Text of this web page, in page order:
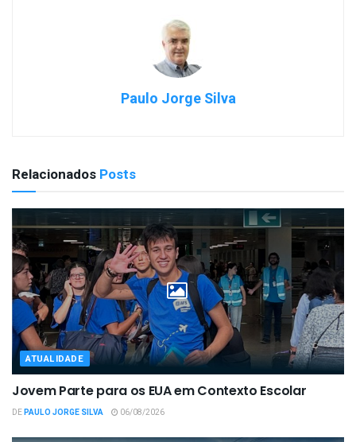
Paulo Jorge Silva
Relacionados Posts
ATUALIDADE
Jovem Parte para os EUA em Contexto Escolar
DEPAULO JORGE SILVA 06/08/2026